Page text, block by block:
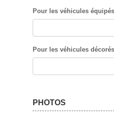
Pour les véhicules
Pour les véhicules
PHOTOS